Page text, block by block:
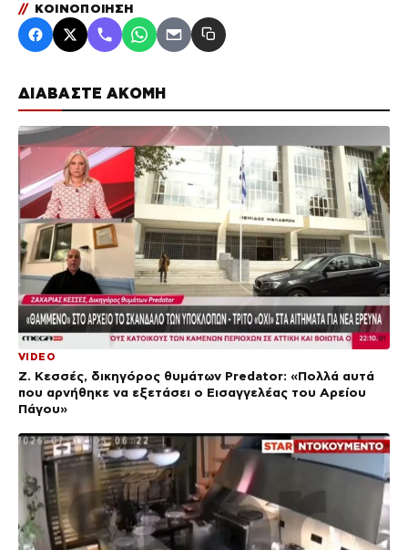
ΔΙΑΒΑΣΤΕ ΑΚΟΜΗ
VIDEO
Ζ. Κεσσές, δικηγόρος θυμάτων Predator: «Πολλά αυτά
που αρνήθηκε να εξετάσει ο Εισαγγελέας του Αρείου
Πάγου»
// ΚΟΙΝΟΠΟΙΗΣΗ